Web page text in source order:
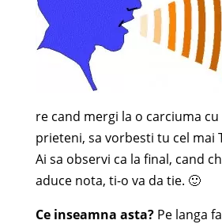
re cand mergi la o carciuma
prieteni, sa vorbesti tu cel mai
Ai sa observi ca la final, cand
aduce nota, ti-o va da tie. 🙂
Ce inseamna asta?Pe langa